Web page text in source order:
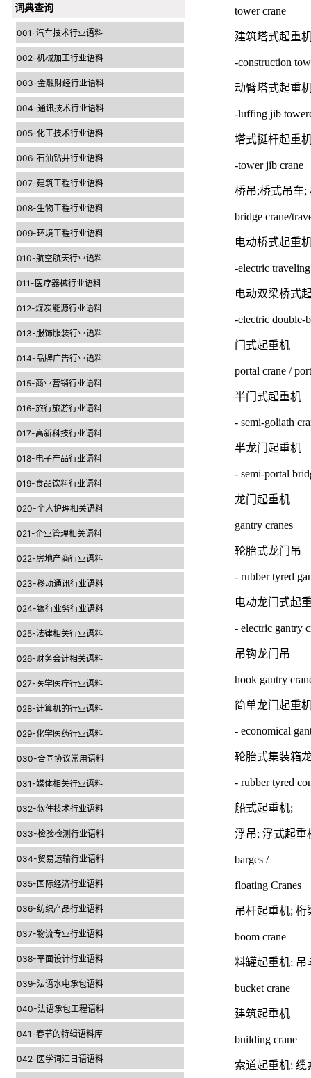
词典查询
001-汽车技术行业语料
002-机械加工行业语料
003-金融财经行业语料
004-通讯技术行业语料
005-化工技术行业语料
006-石油钻井行业语料
007-建筑工程行业语料
008-生物工程行业语料
009-环境工程行业语料
010-航空航天行业语料
011-医疗器械行业语料
012-煤炭能源行业语料
013-服饰服装行业语料
014-品牌广告行业语料
015-商业营销行业语料
016-旅行旅游行业语料
017-高新科技行业语料
018-电子产品行业语料
019-食品饮料行业语料
020-个人护理相关语料
021-企业管理相关语料
022-房地产商行业语料
023-移动通讯行业语料
024-银行业务行业语料
025-法律相关行业语料
026-财务会计相关语料
027-医学医疗行业语料
028-计算机的行业语料
029-化学医药行业语料
030-合同协议常用语料
031-媒体相关行业语料
032-软件技术行业语料
033-检验检测行业语料
034-贸易运输行业语料
035-国际经济行业语料
036-纺织产品行业语料
037-物流专业行业语料
038-平面设计行业语料
039-法语水电承包语料
040-法语承包工程语料
041-春节的特辑语料库
042-医学词汇日语语料
tower crane
建筑塔式起重
-construction
动臂塔式起重
-luffing jib
塔式挺杆起重
-tower jib crane
桥吊;桥式吊车;
bridge crane/
电动桥式起重
-electric
电动双梁桥式
-electric double-
门式起重机
portal crane /
半门式起重机
- semi-goliath
半龙门起重机
- semi-portal
龙门起重机
gantry cranes
轮胎式龙门吊
- rubber tyred
电动龙门式起
- electric gantry
吊钩龙门吊
hook gantry
简单龙门起重
- economical
轮胎式集装箱
- rubber tyred
船式起重机;
浮吊; 浮式起重
barges /
floating Cranes
吊杆起重机;
boom crane
料罐起重机; 吊
bucket crane
建筑起重机
building crane
索道起重机; 缆